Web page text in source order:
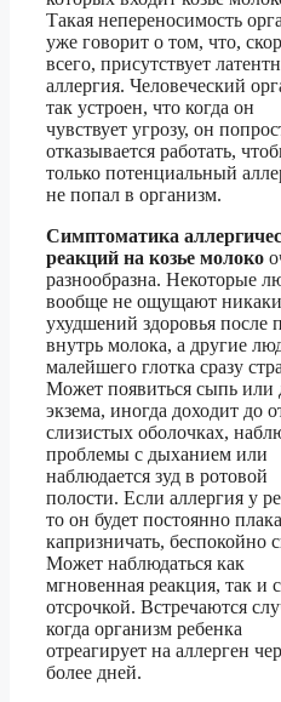
Такая непереносимость
уже говорит о том, что,
всего, присутствует
аллергия. Человеческий
так устроен, что когда он
чувствует угрозу, он
отказывается работать,
только потенциальный
не попал в организм.
Симптоматика
реакций на козье молоко
разнообразна. Некоторые
вообще не ощущают
ухудшений здоровья после
внутрь молока, а другие
малейшего глотка сразу
Может появиться сыпь или
экзема, иногда доходит до
слизистых оболочках,
проблемы с дыханием или
наблюдается зуд в ротовой
полости. Если аллергия у
то он будет постоянно
капризничать, беспокойно
Может наблюдаться как
мгновенная реакция, так и с
отсрочкой. Встречаются
когда организм ребенка
отреагирует на аллерген
более дней.